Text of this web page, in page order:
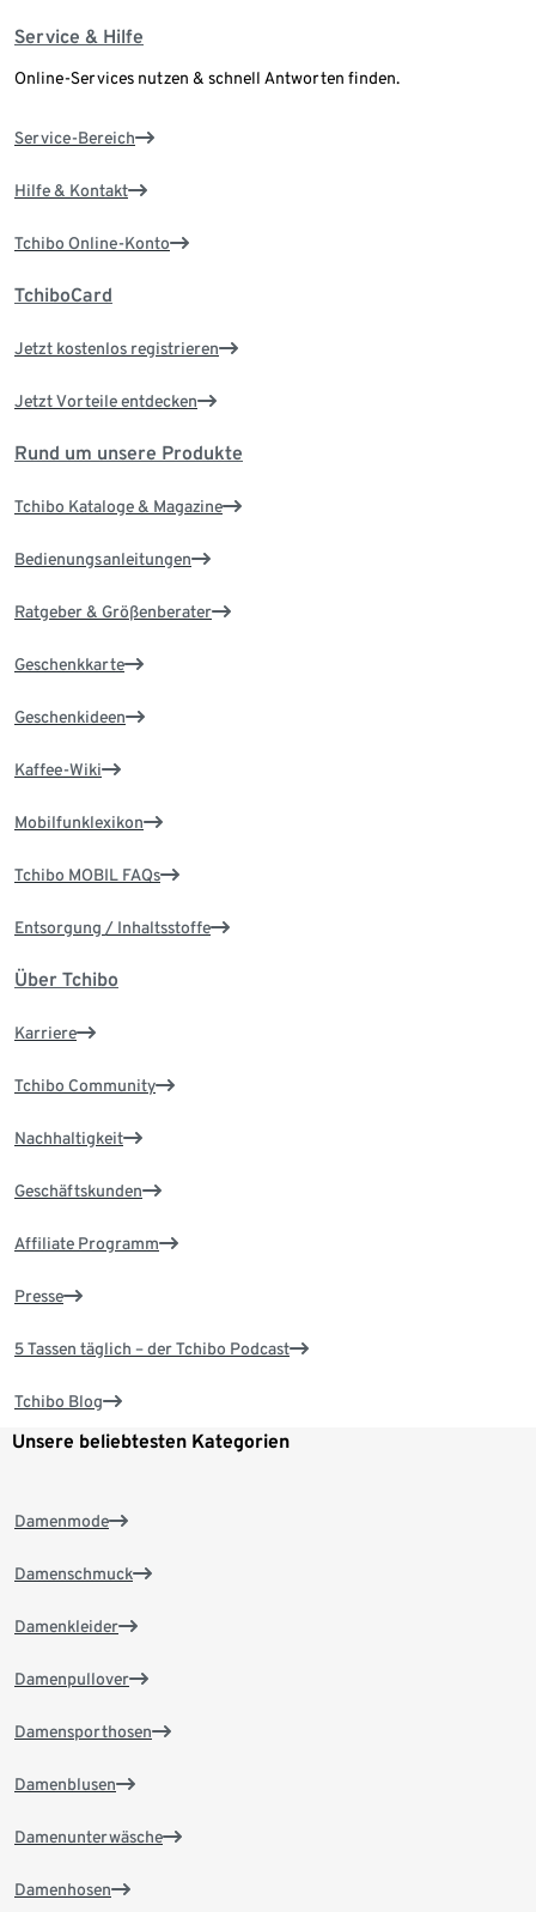
Service & Hilfe
Online-Services nutzen & schnell Antworten finden.
Service-Bereich
Hilfe & Kontakt
Tchibo Online-Konto
TchiboCard
Jetzt kostenlos registrieren
Jetzt Vorteile entdecken
Rund um unsere Produkte
Tchibo Kataloge & Magazine
Bedienungsanleitungen
Ratgeber & Größenberater
Geschenkkarte
Geschenkideen
Kaffee-Wiki
Mobilfunklexikon
Tchibo MOBIL FAQs
Entsorgung / Inhaltsstoffe
Über Tchibo
Karriere
Tchibo Community
Nachhaltigkeit
Geschäftskunden
Affiliate Programm
Presse
5 Tassen täglich – der Tchibo Podcast
Tchibo Blog
Unsere beliebtesten Kategorien
Damenmode
Damenschmuck
Damenkleider
Damenpullover
Damensporthosen
Damenblusen
Damenunterwäsche
Damenhosen